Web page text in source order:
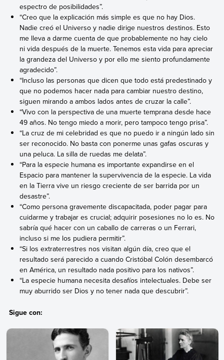
espectro de posibilidades”.
“Creo que la explicación más simple es que no hay Dios.
Nadie creó el Universo y nadie dirige nuestros destinos. Esto
me lleva a darme cuenta de que probablemente no hay cielo
ni vida después de la muerte. Tenemos esta vida para apreciar
la grandeza del Universo y por ello me siento profundamente
agradecido”.
“Incluso las personas que dicen que todo está predestinado y
que no podemos hacer nada para cambiar nuestro destino,
siguen mirando a ambos lados antes de cruzar la calle”.
“Vivo con la perspectiva de una muerte temprana desde hace
49 años. No tengo miedo a morir, pero tampoco tengo prisa”.
“La cruz de mi celebridad es que no puedo ir a ningún lado sin
ser reconocido. No basta con ponerme unas gafas oscuras y
una peluca. La silla de ruedas me delata”.
“Para la especie humana es importante expandirse en el
Espacio para mantener la supervivencia de la especie. La vida
en la Tierra vive un riesgo creciente de ser barrida por un
desastre”.
“Como persona gravemente discapacitada, poder pagar para
cuidarme y trabajar es crucial; adquirir posesiones no lo es. No
sabría qué hacer con un caballo de carreras o un Ferrari,
incluso si me los pudiera permitir”.
“Si los extraterrestres nos visitan algún día, creo que el
resultado será parecido a cuando Cristóbal Colón desembarcó
en América, un resultado nada positivo para los nativos”.
“La especie humana necesita desafíos intelectuales. Debe ser
muy aburrido ser Dios y no tener nada que descubrir”.
Sigue con: